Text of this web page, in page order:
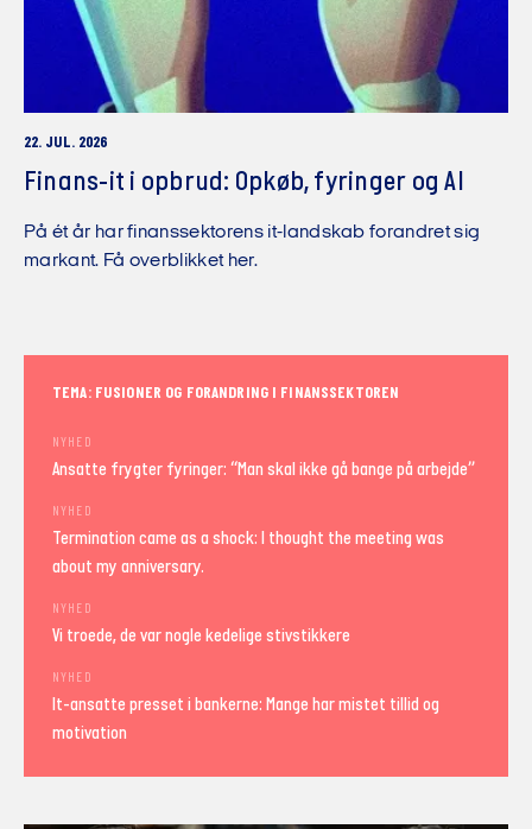
22. JUL. 2026
Finans-it i opbrud: Opkøb, fyringer og AI
På ét år har finanssektorens it-landskab forandret sig
markant. Få overblikket her.
TEMA: FUSIONER OG FORANDRING I FINANSSEKTOREN
NYHED
Ansatte frygter fyringer: “Man skal ikke gå bange på arbejde”
NYHED
Termination came as a shock: I thought the meeting was
about my anniversary.
NYHED
Vi troede, de var nogle kedelige stivstikkere
NYHED
It-ansatte presset i bankerne: Mange har mistet tillid og
motivation